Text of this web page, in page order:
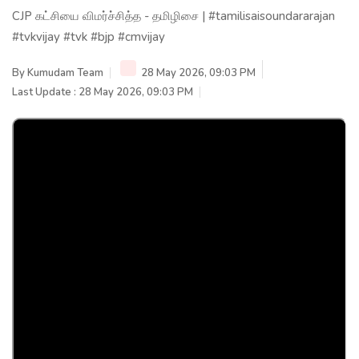
CJP கட்சியை விமர்ச்சித்த - தமிழிசை | #tamilisaisoundararajan
#tvkvijay #tvk #bjp #cmvijay
ByKumudam Team
28 May 2026, 09:03 PM
Last Update : 28 May 2026, 09:03 PM